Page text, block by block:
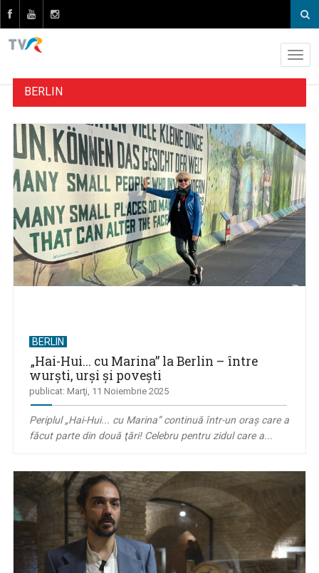
BERLIN
BERLIN
„Hai-Hui... cu Marina” la Berlin – între
wurşti, urşi şi poveşti
publicat: Marţi, 11 Noiembrie 2025
Periplul „Hai-Hui... cu Marina” continuă într-un oraş care a
făcut parte din două ţări! Celebru pentru zidul care a...